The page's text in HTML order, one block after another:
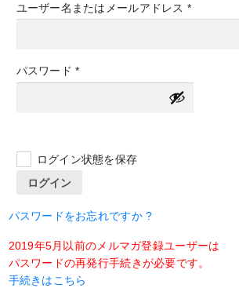
ユーザー名またはメールアドレス *必
パスワード*必
須
ログイン状態を保存
ログイン
パスワードをお忘れですか ?
2019年5月以前のメルマガ登録ユーザーは
パスワードの再発行手続きが必要です。
手続きはこちら